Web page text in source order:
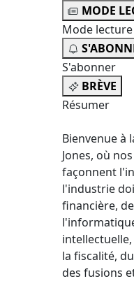
MODE
Mode lecture
S'abonner
BRÈVE
Résumer
Bienvenue à
Jones, où
façonnent
l'industrie
financière,
la fiscalité,
des fusions